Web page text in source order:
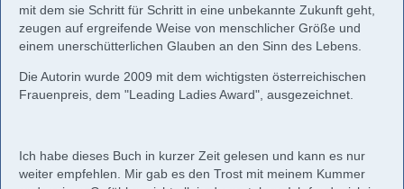
mit dem sie Schritt für Schritt in eine unbekannte Zukunft geht,
zeugen auf ergreifende Weise von menschlicher Größe und
einem unerschütterlichen Glauben an den Sinn des Lebens.
Die Autorin wurde 2009 mit dem wichtigsten österreichischen
Frauenpreis, dem "Leading Ladies Award", ausgezeichnet.
Ich habe dieses Buch in kurzer Zeit gelesen und kann es nur
weiter empfehlen. Mir gab es den Trost mit meinem Kummer